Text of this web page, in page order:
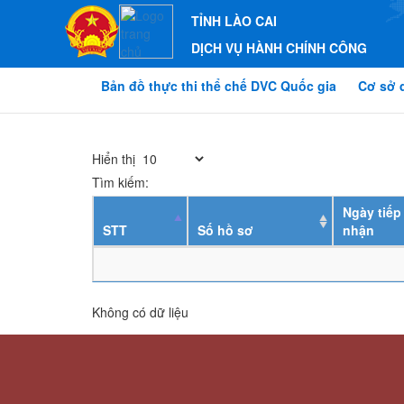
TỈNH LÀO CAI
DỊCH VỤ HÀNH CHÍNH CÔNG
Bản đồ thực thi thể chế DVC Quốc gia Cơ sở
Hiển thị
Tìm kiếm:
STT Số hồ sơ
Ngày tiếp
nhận
Không có dữ liệu